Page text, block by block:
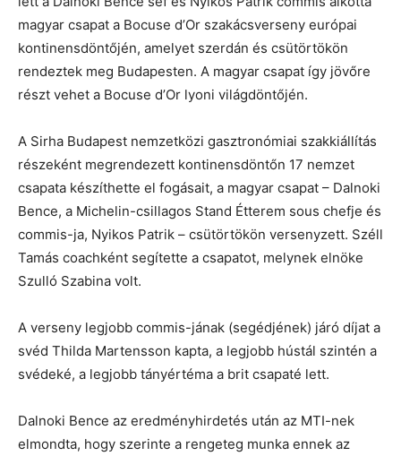
magyar csapat a Bocuse d’Or szakácsverseny európai
kontinensdöntőjén, amelyet szerdán és csütörtökön
rendeztek meg Budapesten. A magyar csapat így jövőre
részt vehet a Bocuse d’Or lyoni világdöntőjén.
A Sirha Budapest nemzetközi gasztronómiai szakkiállítás
részeként megrendezett kontinensdöntőn 17 nemzet
csapata készíthette el fogásait, a magyar csapat – Dalnoki
Bence, a Michelin-csillagos Stand Étterem sous chefje és
commis-ja, Nyikos Patrik – csütörtökön versenyzett. Széll
Tamás coachként segítette a csapatot, melynek elnöke
Szulló Szabina volt.
A verseny legjobb commis-jának (segédjének) járó díjat a
svéd Thilda Martensson kapta, a legjobb hústál szintén a
svédeké, a legjobb tányértéma a brit csapaté lett.
Dalnoki Bence az eredményhirdetés után az MTI-nek
elmondta, hogy szerinte a rengeteg munka ennek az